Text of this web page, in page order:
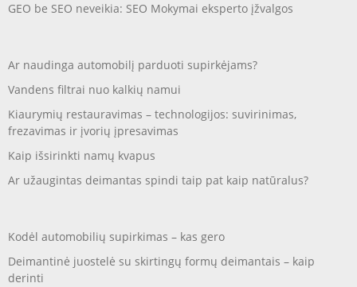
GEO be SEO neveikia: SEO Mokymai eksperto įžvalgos
Ar naudinga automobilį parduoti supirkėjams?
Vandens filtrai nuo kalkių namui
Kiaurymių restauravimas – technologijos: suvirinimas,
frezavimas ir įvorių įpresavimas
Kaip išsirinkti namų kvapus
Ar užaugintas deimantas spindi taip pat kaip natūralus?
Kodėl automobilių supirkimas – kas gero
Deimantinė juostelė su skirtingų formų deimantais – kaip
derinti